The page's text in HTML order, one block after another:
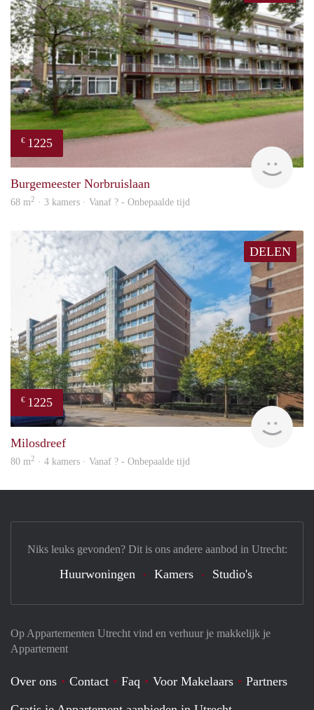
€ 1225
Burgemeester Norbruislaan
68 m2 · 3 kamers · Vanaf ? - Onbepaalde tijd
DELEN
€ 1225
Milosdreef
80 m2 · 4 kamers · Vanaf ? - Onbepaalde tijd
Op Appartementen Utrecht vind en verhuur je makkelijk je
Appartement
Over ons Contact Faq Voor Makelaars
Partners
Niks leuks gevonden? Dit is ons andere aanbod in Utrecht:
Huurwoningen Kamers Studio's